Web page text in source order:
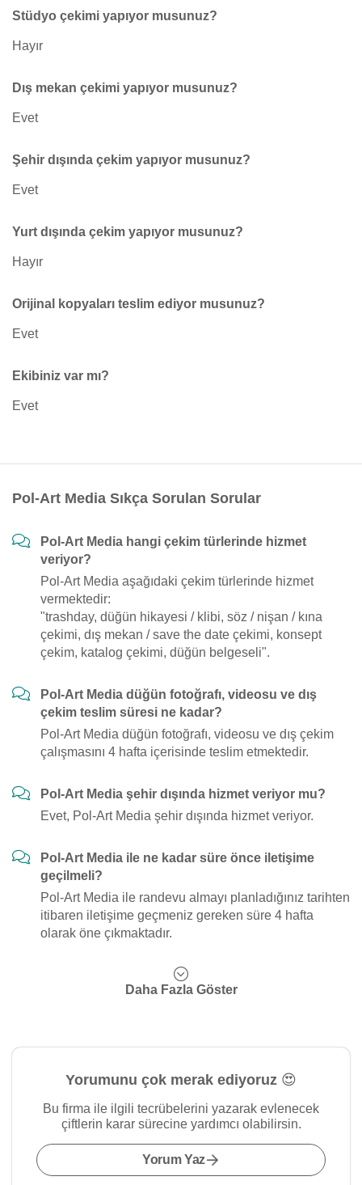
Stüdyo çekimi yapıyor musunuz?
Hayır
Dış mekan çekimi yapıyor musunuz?
Evet
Şehir dışında çekim yapıyor musunuz?
Evet
Yurt dışında çekim yapıyor musunuz?
Hayır
Orijinal kopyaları teslim ediyor musunuz?
Evet
Ekibiniz var mı?
Evet
Pol-Art Media Sıkça Sorulan Sorular
Pol-Art Media hangi çekim türlerinde hizmet
veriyor?
Pol-Art Media aşağıdaki çekim türlerinde hizmet
vermektedir:
"trashday, düğün hikayesi / klibi, söz / nişan / kına
çekimi, dış mekan / save the date çekimi, konsept
çekim, katalog çekimi, düğün belgeseli".
Pol-Art Media düğün fotoğrafı, videosu ve dış
çekim teslim süresi ne kadar?
Pol-Art Media düğün fotoğrafı, videosu ve dış çekim
çalışmasını 4 hafta içerisinde teslim etmektedir.
Pol-Art Media şehir dışında hizmet veriyor mu?
Evet, Pol-Art Media şehir dışında hizmet veriyor.
Pol-Art Media ile ne kadar süre önce iletişime
geçilmeli?
Pol-Art Media ile randevu almayı planladığınız tarihten
itibaren iletişime geçmeniz gereken süre 4 hafta
olarak öne çıkmaktadır.
Daha Fazla Göster
Yorumunu çok merak ediyoruz 😍
Bu firma ile ilgili tecrübelerini yazarak evlenecek
çiftlerin karar sürecine yardımcı olabilirsin.
Yorum Yaz